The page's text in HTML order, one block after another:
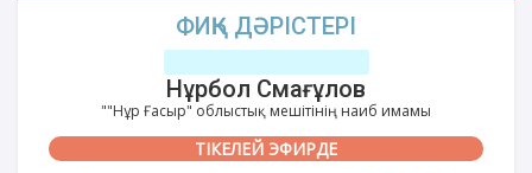
ФИҚҺ ДӘРІСТЕРІ
Нұрбол Смағұлов
""Нұр Ғасыр" облыстық мешітінің наиб имамы
ТІКЕЛЕЙ ЭФИРДЕ